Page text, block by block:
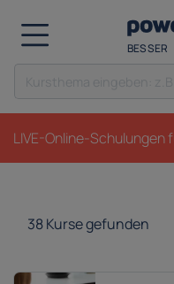
BESSER
LIVE-Online-Schulungen
38Kurse gefunden